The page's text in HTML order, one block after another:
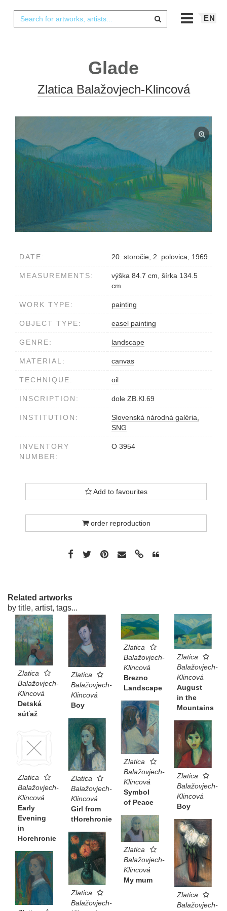
EN
Glade
Zlatica Balažovjech-Klincová
DATE: 20. storočie, 2. polovica, 1969
MEASUREMENTS:
výška 84.7 cm, šírka 134.5
cm
WORK TYPE: painting
OBJECT TYPE: easel painting
GENRE: landscape
MATERIAL: canvas
TECHNIQUE: oil
INSCRIPTION: dole ZB.Kl.69
INSTITUTION:
Slovenská národná galéria,
SNG
INVENTORY
NUMBER:
O 3954
Add to favourites
order reproduction
Related artworks
by title, artist, tags...
Zlatica
Balažovjech-
Klincová
Detská
súťaž
Zlatica
Balažovjech-
Klincová
Boy
Zlatica
Balažovjech-
Klincová
Brezno
Landscape
Zlatica
Balažovjech-
Klincová
August
in the
Mountains
Zlatica
Balažovjech-
Klincová
Symbol
of Peace
Zlatica
Balažovjech-
Klincová
Girl from
tHorehronie
Zlatica
Balažovjech-
Klincová
Boy
Zlatica
Balažovjech-
Klincová
Early
Evening
in
Horehronie
Zlatica
Balažovjech-
Klincová
My mum
Zlatica
Balažovjech-
Zlatica
Balažovjech-